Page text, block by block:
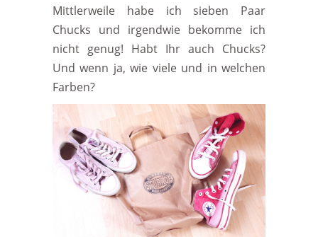
Mittlerweile habe ich sieben Paar
Chucks und irgendwie bekomme ich
nicht genug! Habt Ihr auch Chucks?
Und wenn ja, wie viele und in welchen
Farben?